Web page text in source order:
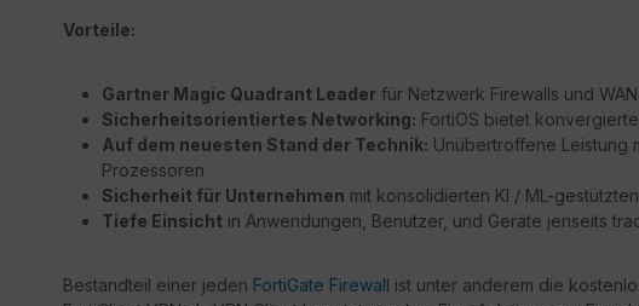
Vorteile:
Gartner Magic Quadrant Leader für Netzwerk Firewalls und
Sicherheitsorientiertes Networking: FortiOS bietet
Auf dem neuesten Stand der Technik: Unübertroffene Leistung
Prozessoren
Sicherheit für Unternehmen mit konsolidierten KI / ML-
Tiefe Einsicht in Anwendungen, Benutzer, und Geräte jenseits
Bestandteil einer jeden FortiGate Firewall ist unter anderem die